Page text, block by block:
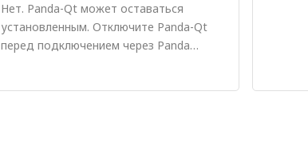
Нет. Panda-Qt может оставаться
установленным. Отключите Panda-Qt
перед подключением через Panda